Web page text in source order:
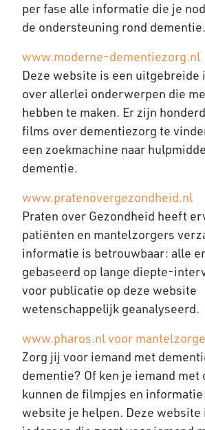
per fase alle informatie die je
de ondersteuning rond dementie.
www.moderne-dementiezorg.nl
Deze website is een uitgebreide
over allerlei onderwerpen die
hebben te maken. Er zijn
films over dementiezorg te
een zoekmachine naar
dementie.
www.pratenovergezondheid.nl
Praten over Gezondheid heeft
patiënten en mantelzorgers
informatie is betrouwbaar: alle
gebaseerd op lange diepte-
voor publicatie op deze website
wetenschappelijk geanalyseerd.
www.pharos.nl voor
Zorg jij voor iemand met
dementie? Of ken je iemand met
kunnen de filmpjes en informatie
website je helpen. Deze website